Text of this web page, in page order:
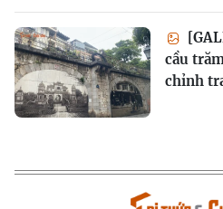
cầu
chỉnh